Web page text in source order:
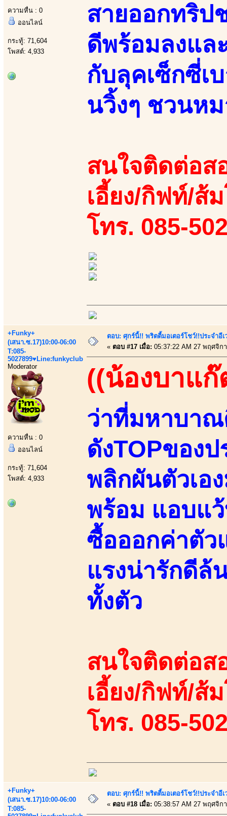
ความหื่น : 0
ออนไลน์
กระทู้: 71,604
โพสต์: 4,933
สายออกทริป
ดีพร้อมลงแล
กับลุคเซ็กซี่เ
นวิ้งๆ ชวนห
สนใจติดต่อส
เอี้ยง/กิฟท์/ส้
โทร. 085-
+Funky+
(เสนา.ซ.17)10:00-06:00
T:085-
5027899♥Line:funkyclub
Moderator
ความหื่น : 0
ออนไลน์
กระทู้: 71,604
โพสต์: 4,933
ตอบ: ศุกร์นี้!! พริตตี้มอเตอร์โชว์!!ประจำอี
« ตอบ #17 เมื่อ: 05:37:22 AM 27 พฤศจิก
((น้องบาแก๊
ว่าที่มหาบา
ดังTOPของ
พลิกผันตัวเอ
พร้อม แอบแ
ซื้อออกค่าตัว
แรงน่ารักดีล้
ทั้งตัว
สนใจติดต่อส
เอี้ยง/กิฟท์/ส้
โทร. 085-
+Funky+
(เสนา.ซ.17)10:00-06:00
T:085-
ตอบ: ศุกร์นี้!! พริตตี้มอเตอร์โชว์!!ประจำอี
« ตอบ #18 เมื่อ: 05:38:57 AM 27 พฤศจิก